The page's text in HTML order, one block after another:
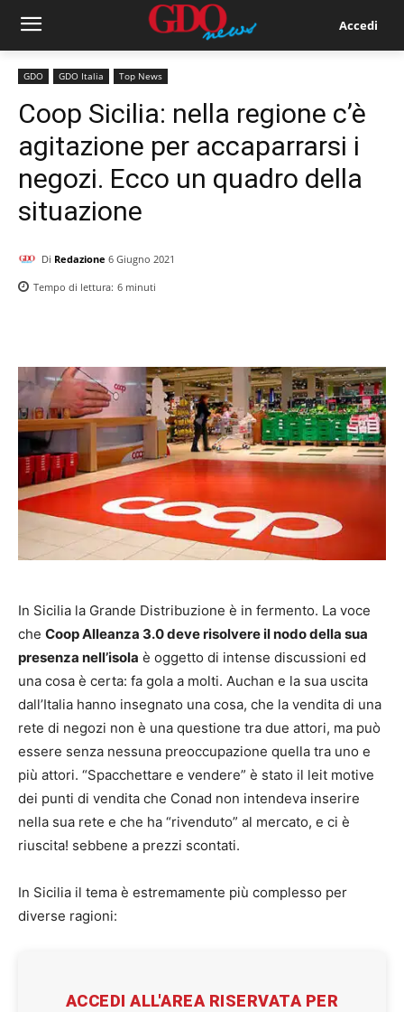
Accedi
GDO GDO Italia Top News
Coop Sicilia: nella regione c’è
agitazione per accaparrarsi i
negozi. Ecco un quadro della
situazione
Di Redazione 6 Giugno 2021
Tempo di lettura: 6 minuti
In Sicilia la Grande Distribuzione è in fermento. La voce
che Coop Alleanza 3.0 deve risolvere il nodo della sua
presenza nell’isola è oggetto di intense discussioni ed
una cosa è certa: fa gola a molti. Auchan e la sua uscita
dall’Italia hanno insegnato una cosa, che la vendita di una
rete di negozi non è una questione tra due attori, ma può
essere senza nessuna preoccupazione quella tra uno e
più attori. “Spacchettare e vendere” è stato il leit motive
dei punti di vendita che Conad non intendeva inserire
nella sua rete e che ha “rivenduto” al mercato, e ci è
riuscita! sebbene a prezzi scontati.
In Sicilia il tema è estremamente più complesso per
diverse ragioni:
ACCEDI ALL'AREA RISERVATA PER